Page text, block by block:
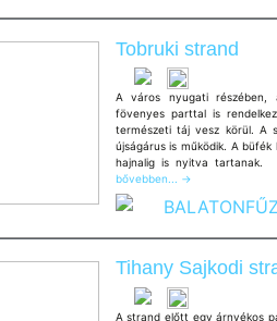
Tobruki strand
A város nyugati részében,
fövenyes parttal is
természeti táj vesz körül. A
újságárus is működik. A
hajnalig is nyitva tartanak.
bővebben... →
Tihany Sajkodi
A strand előtt egy árnyékos